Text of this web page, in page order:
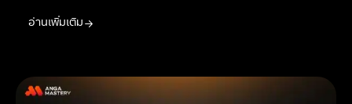
อ่านเพิ่มเติม